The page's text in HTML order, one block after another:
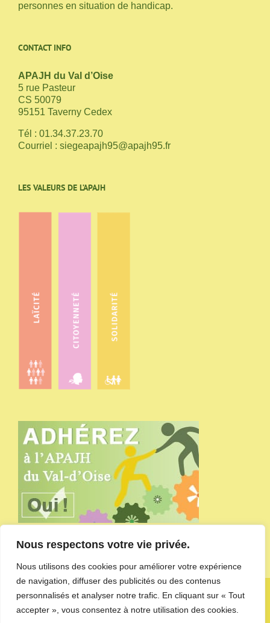
Nous respectons votre vie privée.
Nous utilisons des cookies pour améliorer votre expérience
de navigation, diffuser des publicités ou des contenus
personnalisés et analyser notre trafic. En cliquant sur « Tout
accepter », vous consentez à notre utilisation des cookies.
personnes en situation de handicap.
CONTACT INFO
APAJH du Val d’Oise
5 rue Pasteur
CS 50079
95151 Taverny Cedex
Tél : 01.34.37.23.70
Courriel : siegeapajh95@apajh95.fr
LES VALEURS DE L’APAJH
Copyright APAJH du Val-d'Oise - site administré parl'agence de
communication CDKIT
Mentions Légales et Politique de
confidentialité des données